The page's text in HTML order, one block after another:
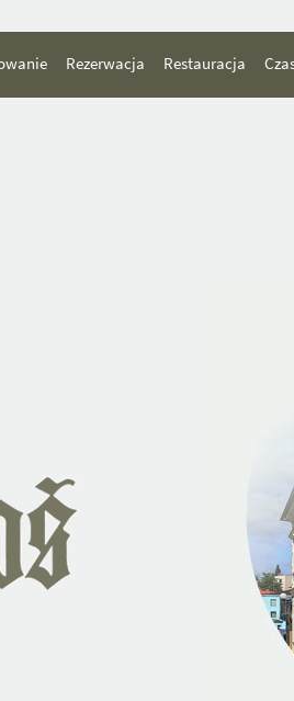
Rezerwacja Restauracja